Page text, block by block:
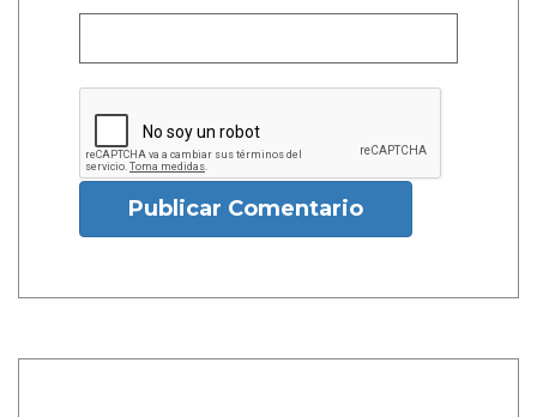
Publicar Comentario